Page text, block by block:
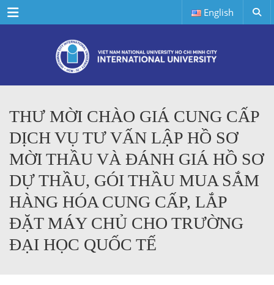
Menu English
THƯ MỜI CHÀO GIÁ CUNG CẤP
DỊCH VỤ TƯ VẤN LẬP HỒ SƠ
MỜI THẦU VÀ ĐÁNH GIÁ HỒ SƠ
DỰ THẦU, GÓI THẦU MUA SẮM
HÀNG HÓA CUNG CẤP, LẮP
ĐẶT MÁY CHỦ CHO TRƯỜNG
ĐẠI HỌC QUỐC TẾ